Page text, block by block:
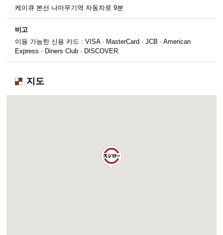
케이큐 본선 나마무기역 자동차로 9분
비고
이용 가능한 신용 카드 : VISA · MasterCard · JCB · American
Express · Diners Club · DISCOVER.
지도